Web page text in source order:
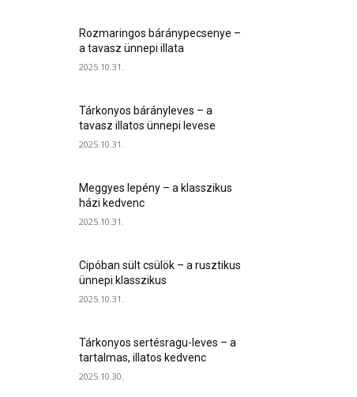
Rozmaringos báránypecsenye –
a tavasz ünnepi illata
2025.10.31.
Tárkonyos bárányleves – a
tavasz illatos ünnepi levese
2025.10.31.
Meggyes lepény – a klasszikus
házi kedvenc
2025.10.31.
Cipóban sült csülök – a rusztikus
ünnepi klasszikus
2025.10.31.
Tárkonyos sertésragu-leves – a
tartalmas, illatos kedvenc
2025.10.30.